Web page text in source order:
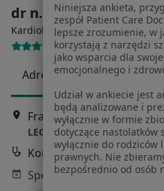
dr n. med. Joanna
Kardiolog·Więcej
11 opinii
Adres 1 Adres 2
Franciszka Rakoczego
LEGE.CLINIC
Konsultacja
Niniejsza ankieta,
zespół Patient Care
lepsze zrozumienie, w
korzystają z narzędzi
jako wsparcia dla
emocjonalnego i
Udział w ankiecie jest
będą analizowane i
wyłącznie w formie
dotyczące nastolatków
wyłącznie do rodziców
prawnych. Nie
bezpośrednio od osób